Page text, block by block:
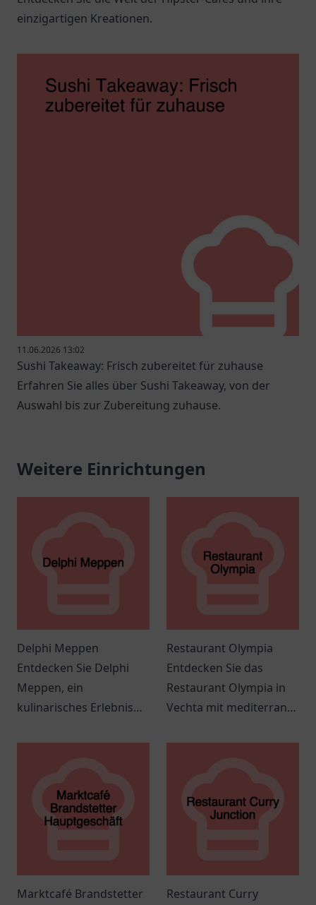
einzigartigen Kreationen.
11.06.2026 13:02
Sushi Takeaway: Frisch zubereitet für zuhause
Erfahren Sie alles über Sushi Takeaway, von der
Auswahl bis zur Zubereitung zuhause.
Weitere Einrichtungen
Delphi Meppen
Entdecken Sie Delphi
Meppen, ein
kulinarisches Erlebnis
Spezialitäten und
Gastfreundschaft.
Restaurant Olympia
Entdecken Sie das
Restaurant Olympia in
Vechta mit mediterraner
Service und einem
Marktcafé Brandstetter
Restaurant Curry